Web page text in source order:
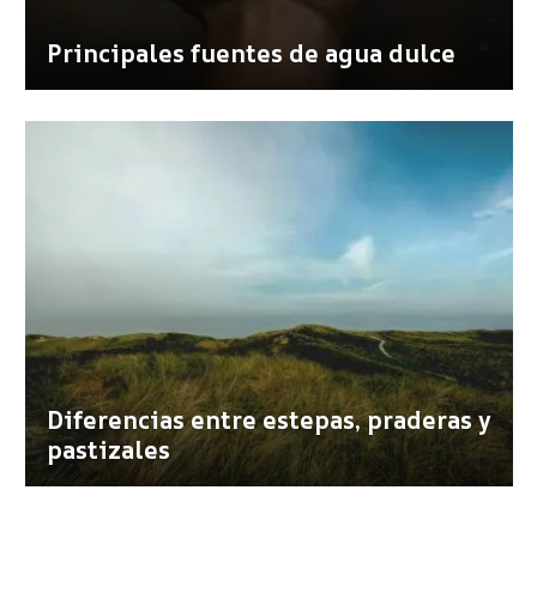
Principales fuentes de agua dulce
Diferencias entre estepas, praderas y
pastizales